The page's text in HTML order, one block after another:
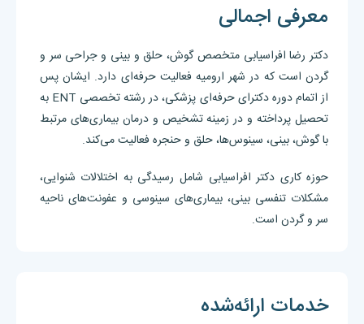
معرفی اجمالی
دکتر رضا افراسیابی متخصص گوش، حلق و بینی و جراحی سر و
گردن است که در شهر ارومیه فعالیت حرفه‌ای دارد. ایشان پس
از اتمام دوره دکترای حرفه‌ای پزشکی، در رشته تخصصی ENT به
تحصیل پرداخته و در زمینه تشخیص و درمان بیماری‌های مرتبط
با گوش، بینی، سینوس‌ها، حلق و حنجره فعالیت می‌کند.
حوزه کاری دکتر افراسیابی شامل رسیدگی به اختلالات شنوایی،
مشکلات تنفسی بینی، بیماری‌های سینوسی و عفونت‌های ناحیه
سر و گردن است.
خدمات ارائه‌شده